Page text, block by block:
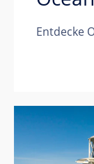
Entdecke